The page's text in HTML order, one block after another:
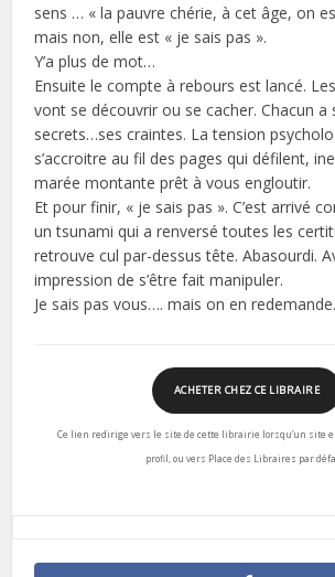
sens … « la pauvre chérie, à cet âge, on
mais non, elle est « je sais pas ».
Y’a plus de mot…
Ensuite le compte à rebours est lancé.
vont se découvrir ou se cacher. Chacun a
secrets…ses craintes. La tension
s’accroitre au fil des pages qui défilent,
marée montante prêt à vous engloutir.
Et pour finir, « je sais pas ». C’est arrivé
un tsunami qui a renversé toutes les
retrouve cul par-dessus tête. Abasourdi.
impression de s’être fait manipuler.
Je sais pas vous…. mais on en redemande.
ACHETER CHEZ CE LIBRAIRE
Ce lien redirige vers le site de cette librairie lorsqu’un site
profil, ou vers Place des Libraires par